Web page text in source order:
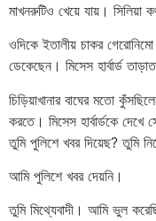
মাখনরুটিও খেয়ে যায়।
ওদিকে ইতালীয় চাকর
ডেকেছেন। মিসেস হার্বার্ড
চিড়িয়াখানার বাঘের মতো
করতে। মিসেস হার্বার্ডকে
তুমি পুলিশে খবর দিয়েছ? তুমি
আমি পুলিশে খবর দেয়নি।
তুমি মিথ্যেবাদী। আমি ভুল